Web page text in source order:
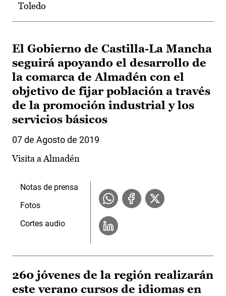
Toledo
El Gobierno de Castilla-La Mancha
seguirá apoyando el desarrollo de
la comarca de Almadén con el
objetivo de fijar población a través
de la promoción industrial y los
servicios básicos
07 de Agosto de 2019
Visita a Almadén
Notas de prensa
Fotos
Cortes audio
260 jóvenes de la región realizarán
este verano cursos de idiomas en